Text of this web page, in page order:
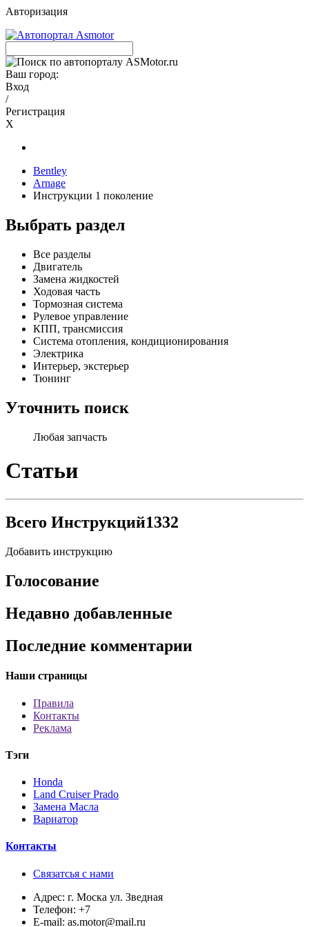
Авторизация
Ваш город:
Вход
/
Регистрация
X
Bentley
Arnage
Инструкции 1 поколение
Выбрать раздел
Все разделы
Двигатель
Замена жидкостей
Ходовая часть
Тормозная система
Рулевое управление
КПП, трансмиссия
Система отопления, кондиционирования
Электрика
Интерьер, экстерьер
Тюнинг
Уточнить поиск
Любая запчасть
Статьи
Всего Инструкций1332
Добавить инструкцию
Голосование
Недавно добавленные
Последние комментарии
Наши страницы
Правила
Контакты
Реклама
Тэги
Honda
Land Cruiser Prado
Замена Масла
Вариатор
Контакты
Связатсья с нами
Адрес: г. Моска ул. Зведная
Телефон: +7
E-mail: as.motor@mail.ru